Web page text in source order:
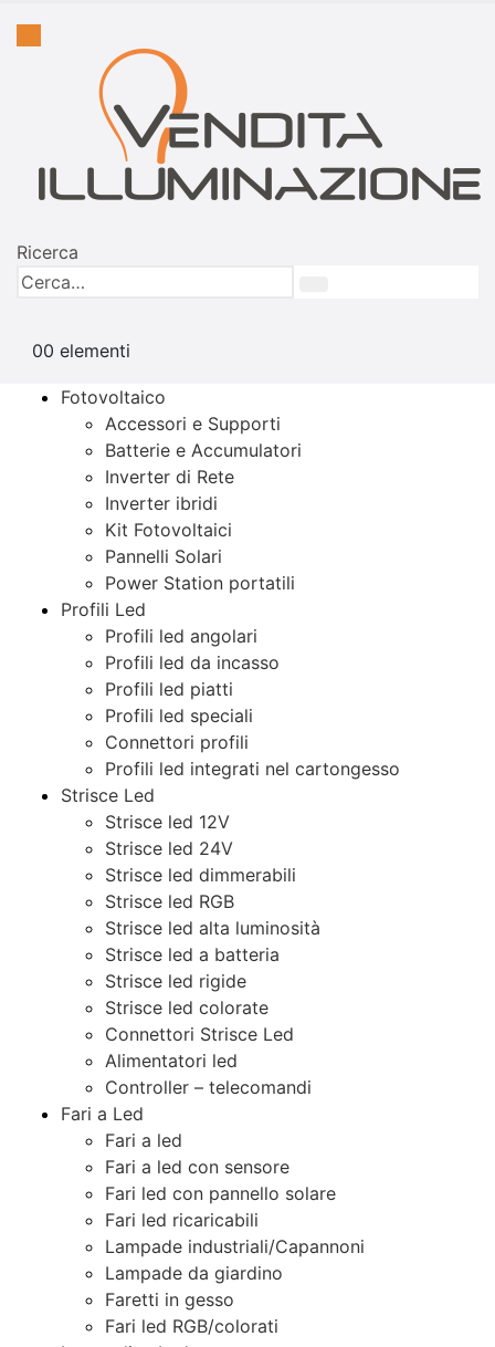
Ricerca
00 elementi
Fotovoltaico
Accessori e Supporti
Batterie e Accumulatori
Inverter di Rete
Inverter ibridi
Kit Fotovoltaici
Pannelli Solari
Power Station portatili
Profili Led
Profili led angolari
Profili led da incasso
Profili led piatti
Profili led speciali
Connettori profili
Profili led integrati nel cartongesso
Strisce Led
Strisce led 12V
Strisce led 24V
Strisce led dimmerabili
Strisce led RGB
Strisce led alta luminosità
Strisce led a batteria
Strisce led rigide
Strisce led colorate
Connettori Strisce Led
Alimentatori led
Controller – telecomandi
Fari a Led
Fari a led
Fari a led con sensore
Fari led con pannello solare
Fari led ricaricabili
Lampade industriali/Capannoni
Lampade da giardino
Faretti in gesso
Fari led RGB/colorati